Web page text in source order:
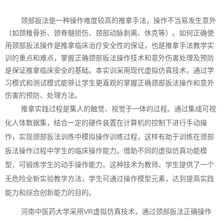
颈部扳法是一种操作难度较高的推拿手法，操作不当易发生意外
（如颈椎骨折、颈脊髓损伤、颈部动脉剥离、休克等）。如何正确使
用颈部扳法操作是推拿临床治疗安全性的保证，也是推拿手法教学实
训的重点和难点，掌握正确颈部扳法操作技术和意外伤害处理及预防
是保证推拿临床安全的基础。本实训采用现代虚拟仿真技术，通过学
习模式和测试模式能够让学生更直观的掌握正确颈部扳法操作和意外
伤害的预防、处理方法。
推拿实践过程是集人的触觉、视觉于一体的过程。通过集成可视
化人体数据集，结合一定的硬件装置在计算机的控制下进行手动操
作，实现颈部扳法训练中模拟操作训练过程，这样有助于训练在颈部
扳法操作过程中学生的临床操作能力。借助不同的虚拟仿真功能模
型，可锻炼学生的动手操作能力。这种技术为教师、学生提供了一个
无危险全新实验教学方法，学生可通过操作模型元素，达到提高实践
能力和综合创新能力的目的。
河南中医药大学采用VR虚拟仿真技术，通过颈部扳法正确操作